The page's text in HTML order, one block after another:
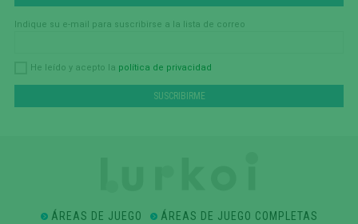
Indique su e-mail para suscribirse a la lista de correo
He leído y acepto la política de privacidad
ÁREAS DE JUEGO
ÁREAS DE JUEGO COMPLETAS